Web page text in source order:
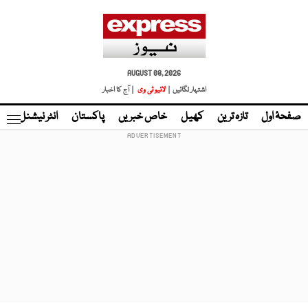
AUGUST 08, 2026
اشتہار لگائیں |
لائیو ٹی وی | آج کا اخبار
صفحۂ اول تازہ ترین کھیل خاص خبریں پاکستان انٹر نیشنل